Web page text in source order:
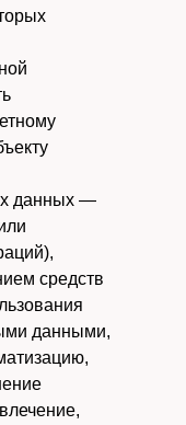
данных —
средств
данными,